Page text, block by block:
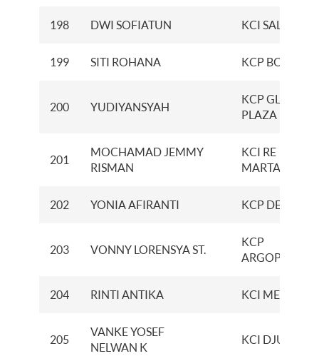
198 DWI SOFIATUN KCI SALATIGA
199 SITI ROHANA KCP
200 YUDIYANSYAH
KCP GLODOK
PLAZA
201
MOCHAMAD JEMMY
RISMAN
KCI RE
202 YONIA AFIRANTI KCP
203 VONNY LORENSYA ST.
KCP
ARGOPURO
204 RINTI ANTIKA KCI MEDAN
205
VANKE YOSEF
NELWAN K
KCI DJUANDA